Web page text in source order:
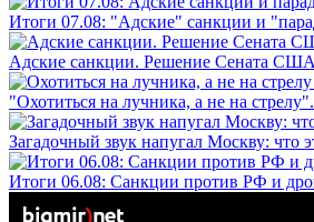
Итоги 07.08: "Адские" санкции и
Адские санкции. Решение Сената США
"Охотиться на лучника, а не на
Загадочный звук напугал Москву: что
Итоги 06.08: Санкции против РФ и